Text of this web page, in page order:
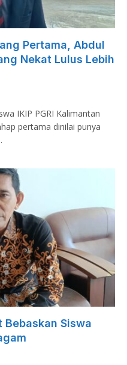
Pertama, Abdul
Nekat Lulus Lebih
IKIP PGRI Kalimantan
pertama dinilai punya
Bebaskan Siswa